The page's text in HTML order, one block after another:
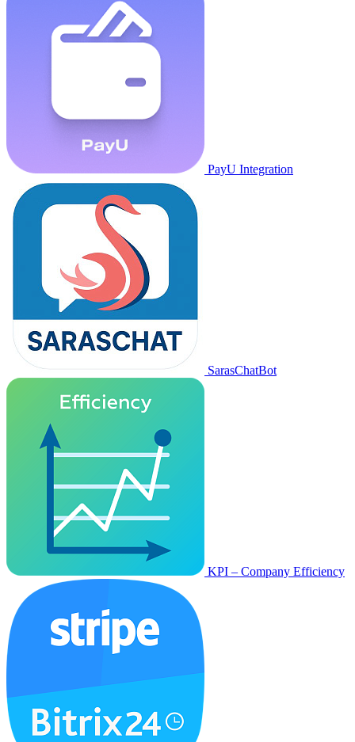
PayU Integration
SarasChatBot
KPI – Company Efficiency